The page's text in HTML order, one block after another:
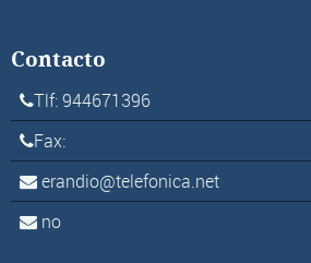
Contacto
Tlf: 944671396
Fax:
erandio@telefonica.net
no